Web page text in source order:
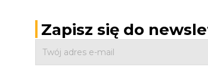
Zapisz się do